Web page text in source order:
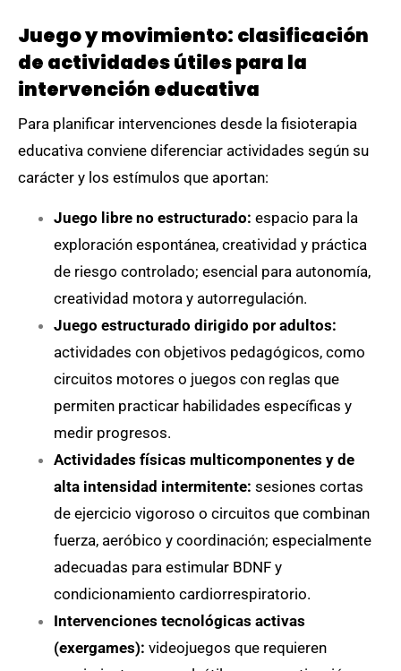
Juego y movimiento: clasificación
de actividades útiles para la
intervención educativa
Para planificar intervenciones desde la fisioterapia
educativa conviene diferenciar actividades según su
carácter y los estímulos que aportan:
Juego libre no estructurado: espacio para la
exploración espontánea, creatividad y práctica
de riesgo controlado; esencial para autonomía,
creatividad motora y autorregulación.
Juego estructurado dirigido por adultos:
actividades con objetivos pedagógicos, como
circuitos motores o juegos con reglas que
permiten practicar habilidades específicas y
medir progresos.
Actividades físicas multicomponentes y de
alta intensidad intermitente: sesiones cortas
de ejercicio vigoroso o circuitos que combinan
fuerza, aeróbico y coordinación; especialmente
adecuadas para estimular BDNF y
condicionamiento cardiorrespiratorio.
Intervenciones tecnológicas activas
(exergames): videojuegos que requieren